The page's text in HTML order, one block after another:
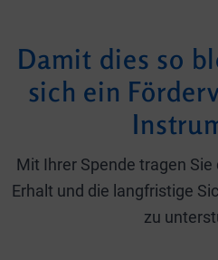
Damit dies so
sich ein
Mit Ihrer Spende tragen Sie
Erhalt und die langfristige
zu